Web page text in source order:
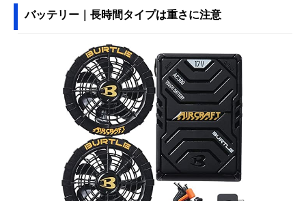
バッテリー｜長時間タイプは重さに注意